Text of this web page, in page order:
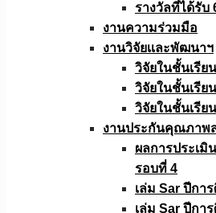
รางวัลที่ได้รับ
งานความร่วมมือ
งานวิจัยเเละพัฒนาฯ
วิจัยในชั้นเรีย
วิจัยในชั้นเรีย
วิจัยในชั้นเรีย
งานประกันคุณภาพ
ผลการประเ
รอบที่ 4
เล่ม Sar ปีกา
เล่ม Sar ปีกา